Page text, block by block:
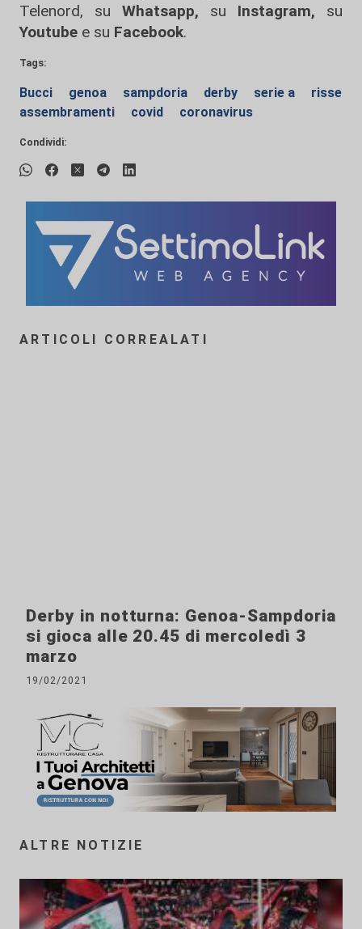
Telenord, su
Whatsapp, su Instagram, su
Youtube e su Facebook.
Tags:
Bucci genoa sampdoria derby serie a
risse
assembramenti
covid coronavirus
Condividi:
ARTICOLI CORREALATI
Derby in notturna: Genoa-Sampdoria
si gioca alle 20.45 di mercoledì 3
marzo
19/02/2021
ALTRE NOTIZIE